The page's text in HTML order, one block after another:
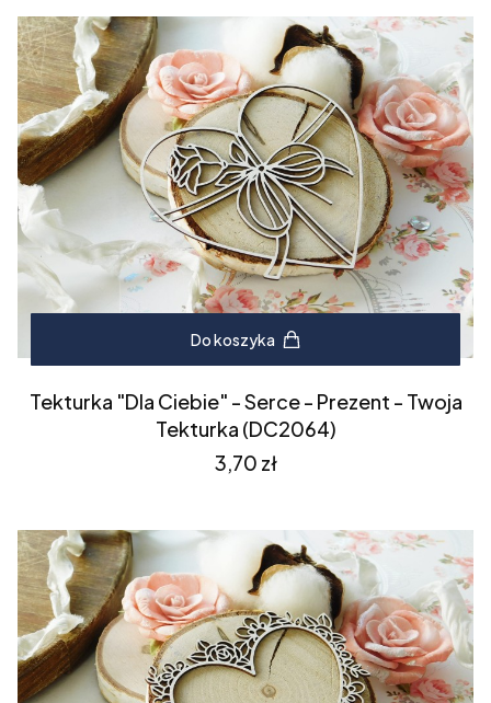
Do koszyka
Tekturka "Dla Ciebie" - Serce - Prezent - Twoja
Tekturka (DC2064)
Cena
3,70 zł